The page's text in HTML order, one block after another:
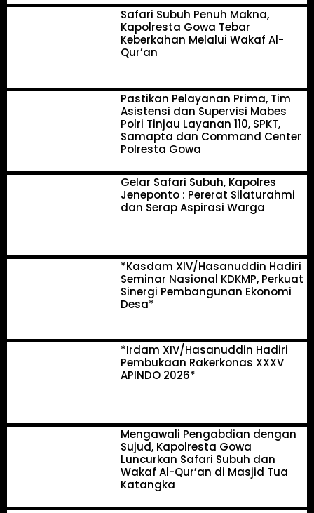
Safari Subuh Penuh Makna,
Kapolresta Gowa Tebar
Keberkahan Melalui Wakaf Al-
Qur’an
Pastikan Pelayanan Prima, Tim
Asistensi dan Supervisi Mabes
Polri Tinjau Layanan 110, SPKT,
Samapta dan Command Center
Polresta Gowa
Gelar Safari Subuh, Kapolres
Jeneponto : Pererat Silaturahmi
dan Serap Aspirasi Warga
*Kasdam XIV/Hasanuddin Hadiri
Seminar Nasional KDKMP, Perkuat
Sinergi Pembangunan Ekonomi
Desa*
*Irdam XIV/Hasanuddin Hadiri
Pembukaan Rakerkonas XXXV
APINDO 2026*
Mengawali Pengabdian dengan
Sujud, Kapolresta Gowa
Luncurkan Safari Subuh dan
Wakaf Al-Qur’an di Masjid Tua
Katangka